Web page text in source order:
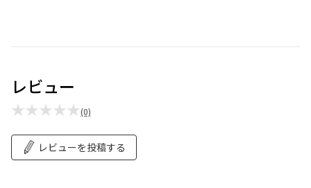
レビュー
★★★★★(0)
レビューを投稿する